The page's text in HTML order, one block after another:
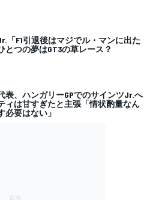
「F1引退後はマジでル・マンに出た
とつの夢はGT3の草レース？
表、ハンガリーGPでのサインツJr.へ
ィは甘すぎたと主張「情状酌量なん
必要はない」